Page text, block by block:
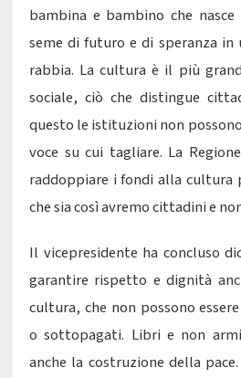
bambina e bambino che
seme di futuro e di speranza in
rabbia. La cultura è il più
sociale, ciò che distingue
questo le istituzioni non
voce su cui tagliare. La
raddoppiare i fondi alla cultura
che sia così avremo cittadini e
Il vicepresidente ha concluso
garantire rispetto e dignità
cultura, che non possono
o sottopagati. Libri e non
anche la costruzione della